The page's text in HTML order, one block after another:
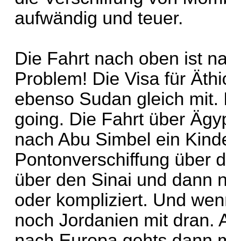
aufwändig und teuer.
Die Fahrt nach oben ist
Problem! Die Visa für
ebenso Sudan gleich
going. Die Fahrt über
nach Abu Simbel ein
Pontonverschiffung über
über den Sinai und dann
oder kompliziert. Und
noch Jordanien mit dran.